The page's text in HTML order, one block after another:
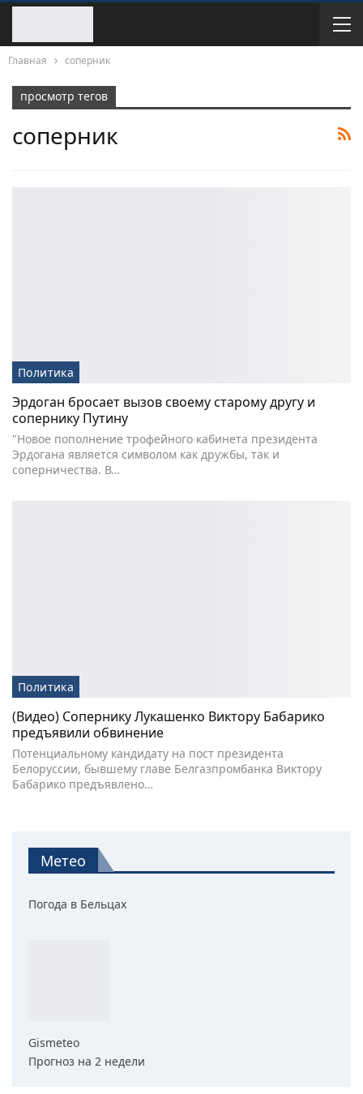
Главная соперник
просмотр тегов
соперник
Политика
Эрдоган бросает вызов своему старому другу и
сопернику Путину
"Новое пополнение трофейного кабинета президента
Эрдогана является символом как дружбы, так и
соперничества. В…
Политика
(Видео) Сопернику Лукашенко Виктору Бабарико
предъявили обвинение
Потенциальному кандидату на пост президента
Белоруссии, бывшему главе Белгазпромбанка Виктору
Бабарико предъявлено…
Метео
Погода в Бельцах
Gismeteo
Прогноз на 2 недели